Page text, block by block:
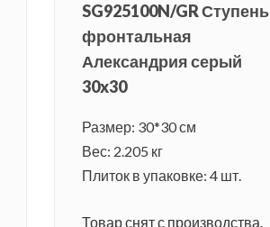
SG925100N/GR Ступень
фронтальная
Александрия серый
30x30
Размер: 30*30 см
Вес: 2.205 кг
Плиток в упаковке: 4 шт.
Товар снят с производства.